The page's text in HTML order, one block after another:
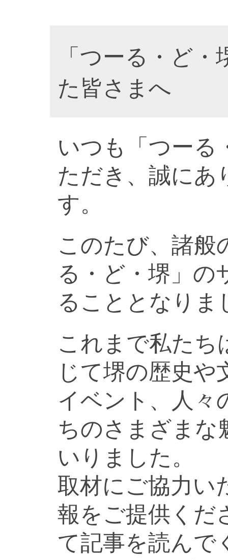
「つーる・ど
た皆さまへ
いつも「つーる
ただき、誠にあ
す。
このたび、諸般
る・ど・堺」の
ることとなりま
これまで私たち
じて堺の歴史や
イベント、人々
ちのさまざまな
いりました。
取材にご協力い
報をご提供くだ
て記事を読んで